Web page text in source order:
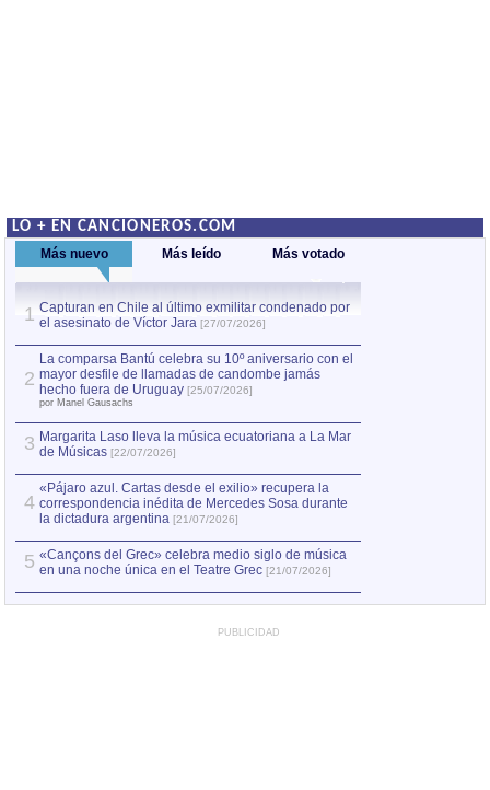
LO + EN CANCIONEROS.COM
Más nuevo Más leído Más votado
1 Capturan en Chile al último exmilitar condenado por
el asesinato de Víctor Jara [27/07/2026]
2
La comparsa Bantú celebra su 10º aniversario con el
mayor desfile de llamadas de candombe jamás
hecho fuera de Uruguay [25/07/2026]
por Manel Gausachs
3 Margarita Laso lleva la música ecuatoriana a La Mar
de Músicas [22/07/2026]
4
«Pájaro azul. Cartas desde el exilio» recupera la
correspondencia inédita de Mercedes Sosa durante
la dictadura argentina [21/07/2026]
5 «Cançons del Grec» celebra medio siglo de música
en una noche única en el Teatre Grec [21/07/2026]
PUBLICIDAD